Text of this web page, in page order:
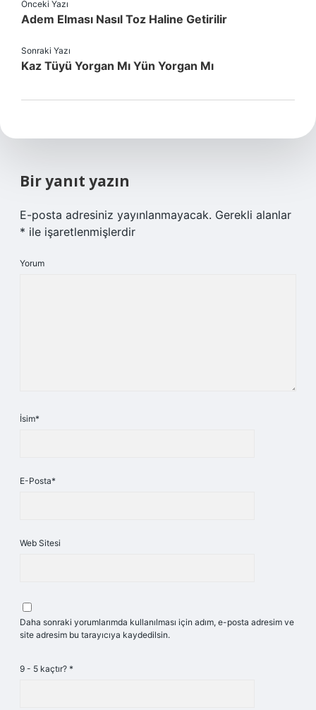
Önceki Yazı
Adem Elması Nasıl Toz Haline Getirilir
Sonraki Yazı
Kaz Tüyü Yorgan Mı Yün Yorgan Mı
Bir yanıt yazın
E-posta adresiniz yayınlanmayacak. Gerekli alanlar
* ile işaretlenmişlerdir
Yorum
İsim*
E-Posta*
Web Sitesi
Daha sonraki yorumlarımda kullanılması için adım, e-posta adresim ve
site adresim bu tarayıcıya kaydedilsin.
9 - 5 kaçtır? *